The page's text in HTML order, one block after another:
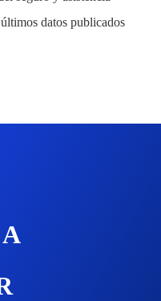
datos publicados